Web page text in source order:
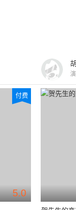
5.0
付费